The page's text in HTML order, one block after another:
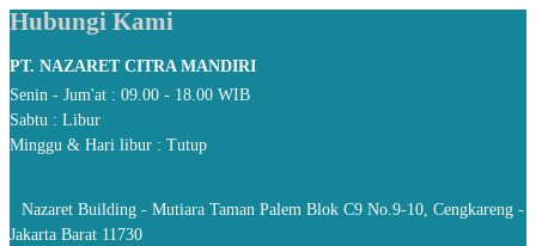
Hubungi Kami
PT. NAZARET CITRA MANDIRI
Senin - Jum'at : 09.00 - 18.00 WIB
Sabtu : Libur
Minggu & Hari libur : Tutup
Nazaret Building - Mutiara Taman Palem Blok C9 No.9-10, Cengkareng -
Jakarta Barat 11730